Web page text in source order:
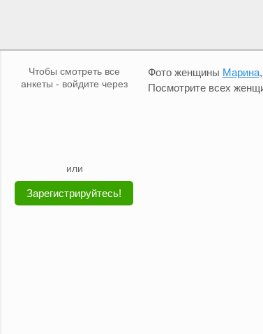
Чтобы смотреть все
анкеты - войдите через
или
Зарегистрируйтесь!
Фото женщины Марина
Посмотрите всех